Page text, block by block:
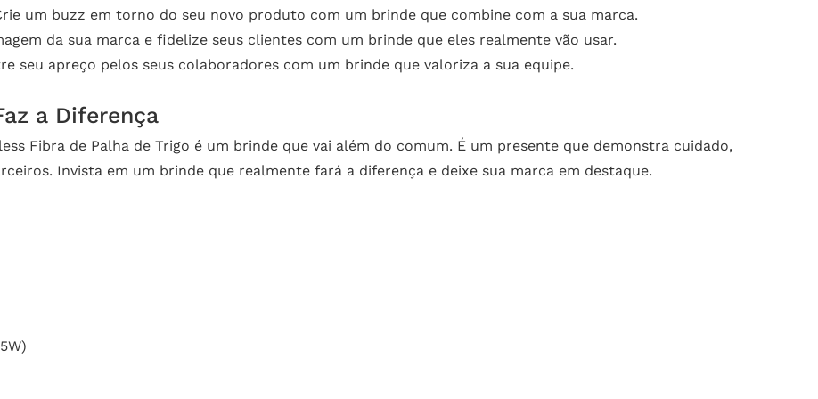
um buzz em torno do seu novo produto com um brinde que combine com a sua marca.
da sua marca e fidelize seus clientes com um brinde que eles realmente vão usar.
seu apreço pelos seus colaboradores com um brinde que valoriza a sua equipe.
a Diferença
Fibra de Palha de Trigo é um brinde que vai além do comum. É um presente que demonstra cuidado,
Invista em um brinde que realmente fará a diferença e deixe sua marca em destaque.